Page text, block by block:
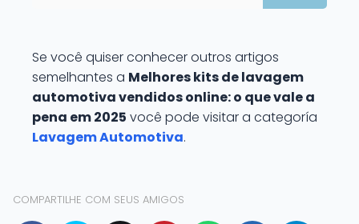
Se você quiser conhecer outros artigos
semelhantes a Melhores kits de lavagem
automotiva vendidos online: o que vale a
pena em 2025 você pode visitar a categoría
Lavagem Automotiva.
COMPARTILHE COM SEUS AMIGOS